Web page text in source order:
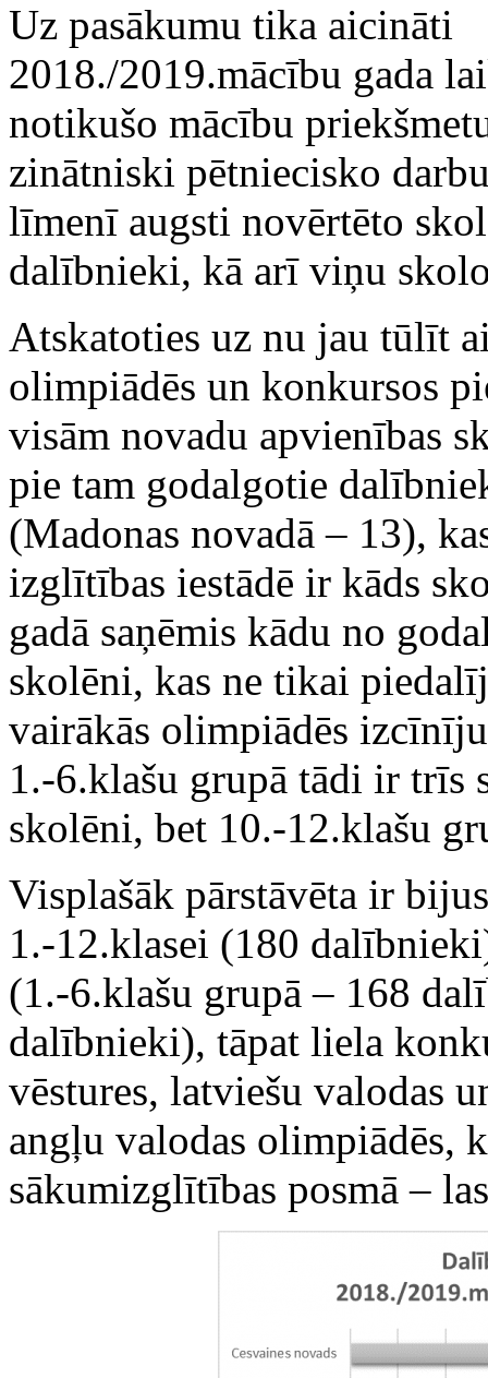
Uz pasākumu tika aicināti
2018./2019.mācību gada
notikušo mācību
zinātniski pētniecisko
līmenī augsti novērtēto
dalībnieki, kā arī viņu
Atskatoties uz nu jau tūlīt
olimpiādēs un konkursos
visām novadu apvienības
pie tam godalgotie
(Madonas novadā – 13),
izglītības iestādē ir kāds
gadā saņēmis kādu no
skolēni, kas ne tikai
vairākās olimpiādēs
1.-6.klašu grupā tādi ir trīs
skolēni, bet 10.-12.klašu
Visplašāk pārstāvēta ir
1.-12.klasei (180
(1.-6.klašu grupā – 168
dalībnieki), tāpat liela
vēstures, latviešu valodas
angļu valodas olimpiādēs,
sākumizglītības posmā –